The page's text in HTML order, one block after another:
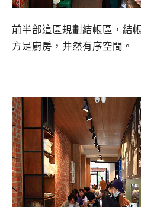
前半部這區規劃結帳區，結
方是廚房，井然有序空間。